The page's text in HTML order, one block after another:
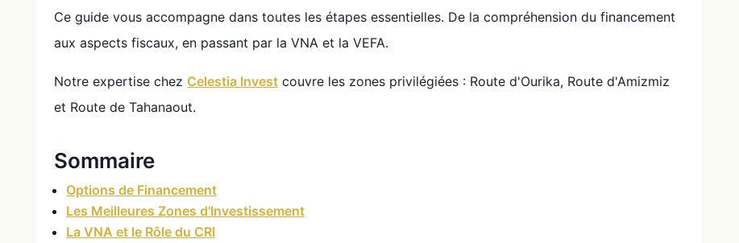
Ce guide vous accompagne dans toutes les étapes essentielles. De la compréhension du financement
aux aspects fiscaux, en passant par la VNA et la VEFA.
Notre expertise chez Celestia Invest couvre les zones privilégiées : Route d'Ourika, Route d'Amizmiz
et Route de Tahanaout.
Sommaire
Options de Financement
Les Meilleures Zones d'Investissement
La VNA et le Rôle du CRI